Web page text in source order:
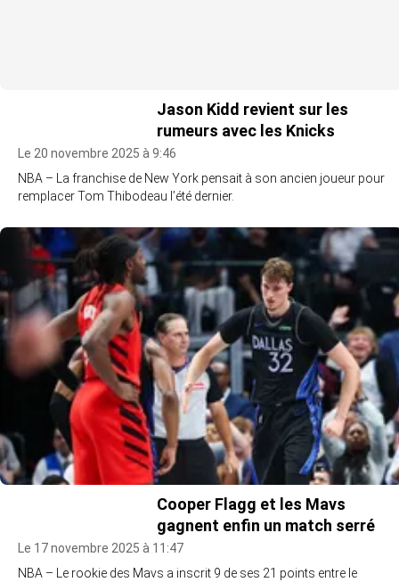
Jason Kidd revient sur les
rumeurs avec les Knicks
Le 20 novembre 2025 à 9:46
NBA – La franchise de New York pensait à son ancien joueur pour
remplacer Tom Thibodeau l’été dernier.
Cooper Flagg et les Mavs
gagnent enfin un match serré
Le 17 novembre 2025 à 11:47
NBA – Le rookie des Mavs a inscrit 9 de ses 21 points entre le